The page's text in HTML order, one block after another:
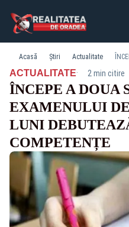
Acasă Știri Actualitate
ACTUALITATE· 2 min citire
ÎNCEPE A DOUA
EXAMENULUI
LUNI
COMPETENȚE